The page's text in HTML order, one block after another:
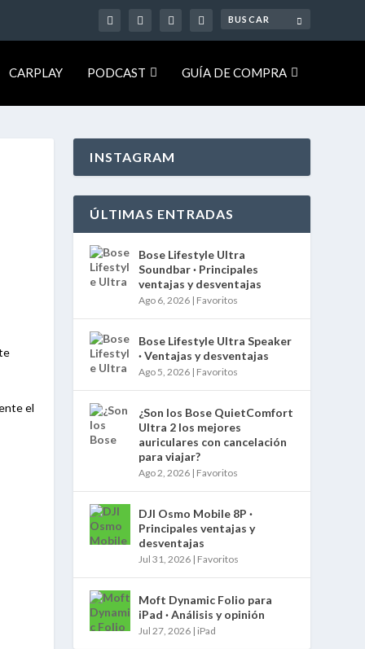
CARPLAY PODCAST GUÍA DE COMPRA
el
INSTAGRAM
ÚLTIMAS ENTRADAS
Bose Lifestyle Ultra
Soundbar · Principales
ventajas y desventajas
Ago 6, 2026 | Favoritos
Bose Lifestyle Ultra Speaker
· Ventajas y desventajas
Ago 5, 2026 | Favoritos
¿Son los Bose QuietComfort
Ultra 2 los mejores
auriculares con cancelación
para viajar?
Ago 2, 2026 | Favoritos
DJI Osmo Mobile 8P ·
Principales ventajas y
desventajas
Jul 31, 2026 | Favoritos
Moft Dynamic Folio para
iPad · Análisis y opinión
Jul 27, 2026 | iPad